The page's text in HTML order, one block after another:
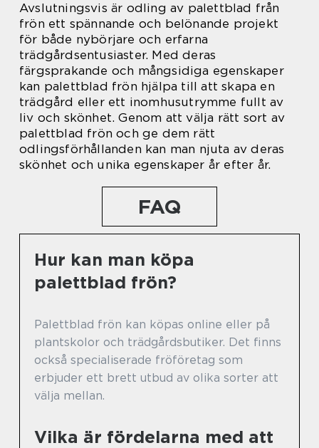
Avslutningsvis är odling av palettblad från
frön ett spännande och belönande projekt
för både nybörjare och erfarna
trädgårdsentusiaster. Med deras
färgsprakande och mångsidiga egenskaper
kan palettblad frön hjälpa till att skapa en
trädgård eller ett inomhusutrymme fullt av
liv och skönhet. Genom att välja rätt sort av
palettblad frön och ge dem rätt
odlingsförhållanden kan man njuta av deras
skönhet och unika egenskaper år efter år.
FAQ
Hur kan man köpa
palettblad frön?
Palettblad frön kan köpas online eller på
plantskolor och trädgårdsbutiker. Det finns
också specialiserade fröföretag som
erbjuder ett brett utbud av olika sorter att
välja mellan.
Vilka är fördelarna med att